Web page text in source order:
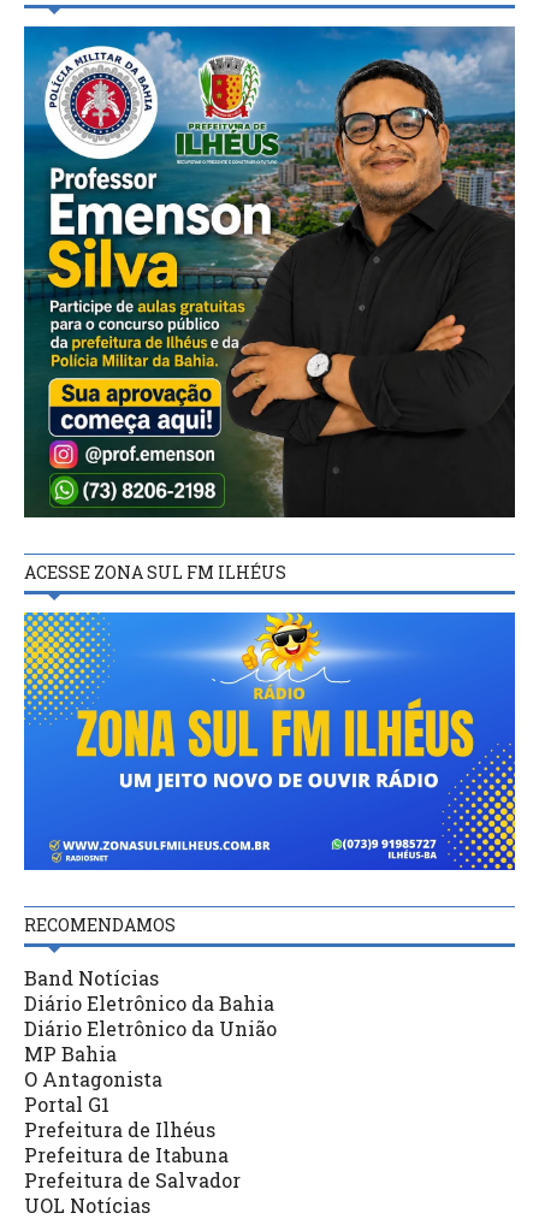
ACESSE ZONA SUL FM ILHÉUS
RECOMENDAMOS
Band Notícias
Diário Eletrônico da Bahia
Diário Eletrônico da União
MP Bahia
O Antagonista
Portal G1
Prefeitura de Ilhéus
Prefeitura de Itabuna
Prefeitura de Salvador
UOL Notícias